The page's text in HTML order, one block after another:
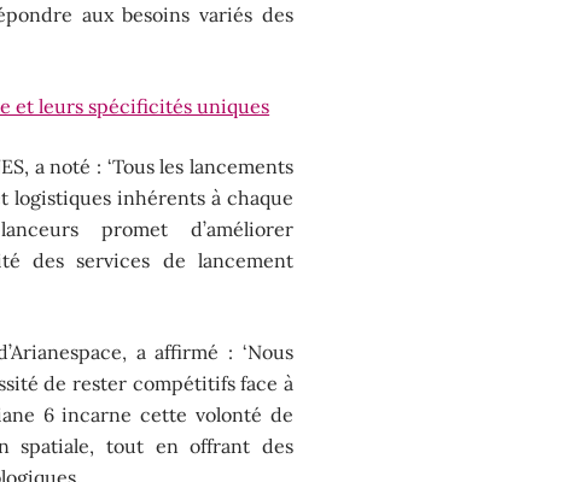
aux besoins variés des
et leurs spécificités uniques
a noté : ‘Tous les lancements
logistiques inhérents à chaque
promet d’améliorer
des services de lancement
a affirmé : ‘Nous
de rester compétitifs face à
6 incarne cette volonté de
spatiale, tout en offrant des